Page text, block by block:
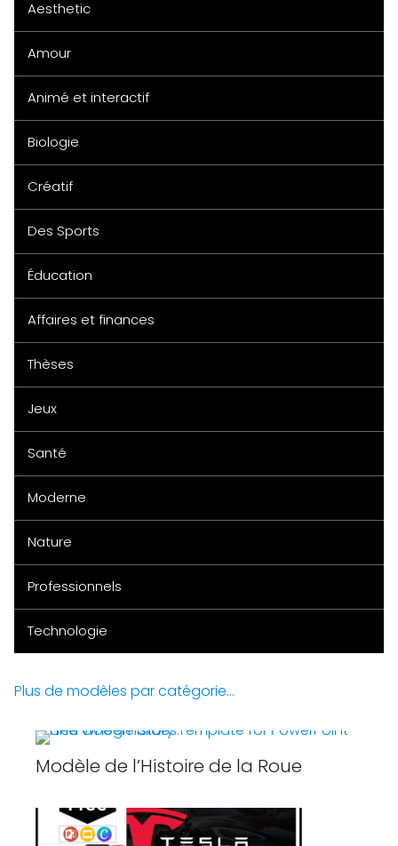
Aesthetic
Amour
Animé et interactif
Biologie
Créatif
Des Sports
Éducation
Affaires et finances
Thèses
Jeux
Santé
Moderne
Nature
Professionnels
Technologie
Plus de modèles par catégorie...
Modèle de l’Histoire de la Roue